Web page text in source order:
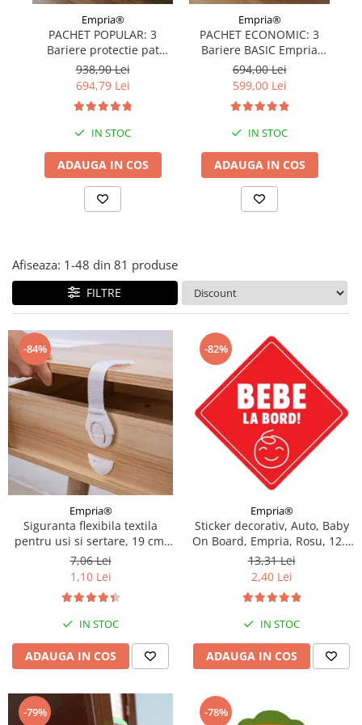
Covorase ortopedice senzoriale
Cuburi magnetice JollyHeap®
Rechizite scolare
Stikere decorative si covoare
Stickere decorative
Covorase de joaca
Carduri Cadou
Propuneri Cadou
Produse Sub 50 Lei
Resigilate
Empria®
PACHET POPULAR: 3
Bariere protectie pat
copii, SELECT, 160x200
cm
938,90 Lei
694,79 Lei
IN STOC
ADAUGA IN COS
Empria®
PACHET ECONOMIC: 3
Bariere BASIC Empria
protectie pat 160X200 cm
+ bara stabilizatoare
694,00 Lei
599,00 Lei
IN STOC
ADAUGA IN COS
Afiseaza: 1-48 din 81 produse
FILTRE
-84%
Empria®
Siguranta flexibila textila
pentru usi si sertare, 19 cm,
Alb, model Economic
7,06 Lei
1,10 Lei
IN STOC
ADAUGA IN COS
-82%
Empria®
Sticker decorativ, Auto, Baby
On Board, Empria, Rosu, 12.5
x 12.5 cm
13,31 Lei
2,40 Lei
IN STOC
ADAUGA IN COS
-79% -78%